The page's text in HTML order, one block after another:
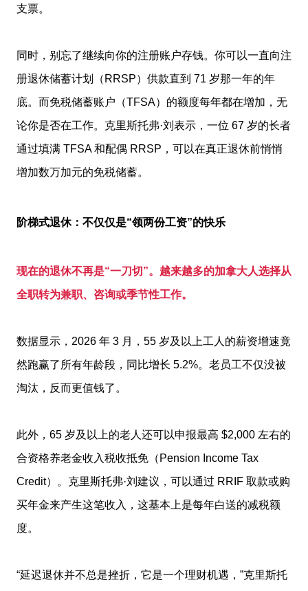
支票。
同时，别忘了继续向你的注册账户存钱。你可以一直向注
册退休储蓄计划（RRSP）供款直到 71 岁那一年的年
底。而免税储蓄账户（TFSA）的额度每年都在增加，无
论你是否在工作。克里斯托弗·刘表示，一位 67 岁的长者
通过填满 TFSA 和配偶 RRSP，可以在真正退休前悄悄
增加数万加元的免税储蓄。
阶梯式退休：不仅仅是“领两份工资”的快乐
现在的退休不再是“一刀切”。越来越多的加拿大人选择从
全职转为兼职、咨询或季节性工作。
数据显示，2026 年 3 月，55 岁及以上工人的薪资增速竟
然跑赢了所有年龄段，同比增长 5.2%。老员工不仅没被
淘汰，反而更值钱了。
此外，65 岁及以上的老人还可以申报最高 $2,000 左右的
合资格养老金收入税收抵免（Pension Income Tax
Credit）。克里斯托弗·刘建议，可以通过 RRIF 取款或购
买年金来产生这笔收入，这基本上是每年白送的减税额
度。
“延迟退休并不总是挫折，它是一个理财机遇，”克里斯托